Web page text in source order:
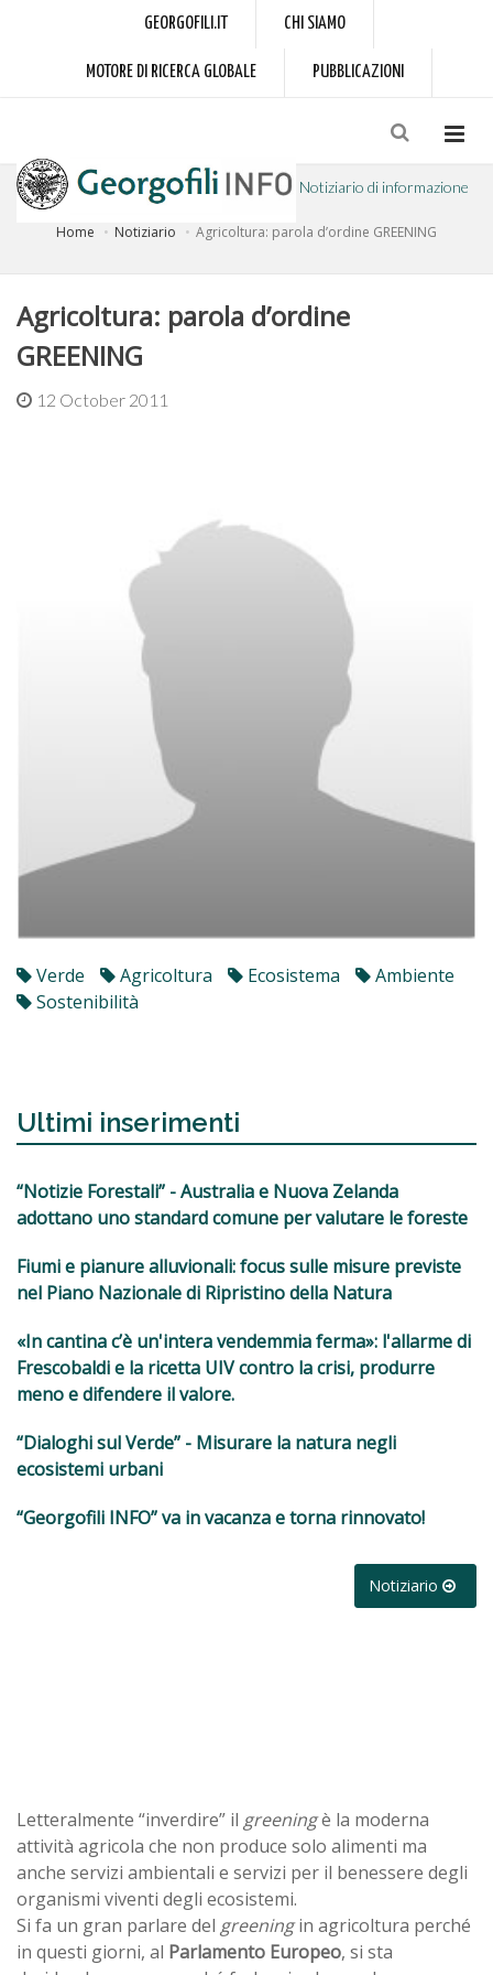
GEORGOFILI.IT CHI SIAMO
MOTORE DI RICERCA GLOBALE PUBBLICAZIONI
Notiziario di informazione
Home Notiziario Agricoltura: parola d’ordine GREENING
Agricoltura: parola d’ordine
GREENING
12 October 2011
Verde Agricoltura Ecosistema
Ambiente
Sostenibilità
Ultimi inserimenti
“Notizie Forestali” - Australia e Nuova Zelanda
adottano uno standard comune per valutare le foreste
Fiumi e pianure alluvionali: focus sulle misure previste
nel Piano Nazionale di Ripristino della Natura
«In cantina c’è un'intera vendemmia ferma»: l'allarme di
Frescobaldi e la ricetta UIV contro la crisi, produrre
meno e difendere il valore.
“Dialoghi sul Verde” - Misurare la natura negli
ecosistemi urbani
“Georgofili INFO” va in vacanza e torna rinnovato!
Notiziario
Letteralmente “inverdire” il greeningè la moderna
attività agricola che non produce solo alimenti ma
anche servizi ambientali e servizi per il benessere degli
organismi viventi degli ecosistemi.
Si fa un gran parlare del greeningin agricoltura perché
in questi giorni, al Parlamento Europeo, si sta